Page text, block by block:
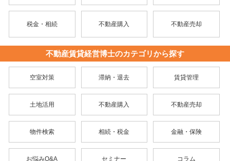
税金・相続 不動産購入 不動産売却
不動産賃貸経営博士のカテゴリから探す
空室対策 滞納・退去 賃貸管理
土地活用 不動産購入 不動産売却
物件検索 相続・税金 金融・保険
お悩みQ&A セミナー コラム